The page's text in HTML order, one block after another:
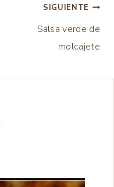
SIGUIENTE
Salsa verde de
molcajete